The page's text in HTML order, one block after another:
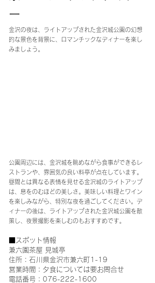
ー
金沢の夜は、ライトアップされた金沢城公園の幻想
的な景色を背景に、ロマンチックなディナーを楽し
みましょう。
公園周辺には、金沢城を眺めながら食事ができるレ
ストランや、雰囲気の良い料亭が点在しています。
昼間とは異なる表情を見せる金沢城のライトアップ
は、息をのむほどの美しさ。美味しい料理とワイン
を楽しみながら、特別な夜を過ごしてください。デ
ィナーの後は、ライトアップされた金沢城公園を散
策し、夜景撮影を楽しむのもおすすめです。
■スポット情報
兼六園茶屋 見城亭
住所：石川県金沢市兼六町1-19
営業時間：夕食については要お問合せ
電話番号：076-222-1600